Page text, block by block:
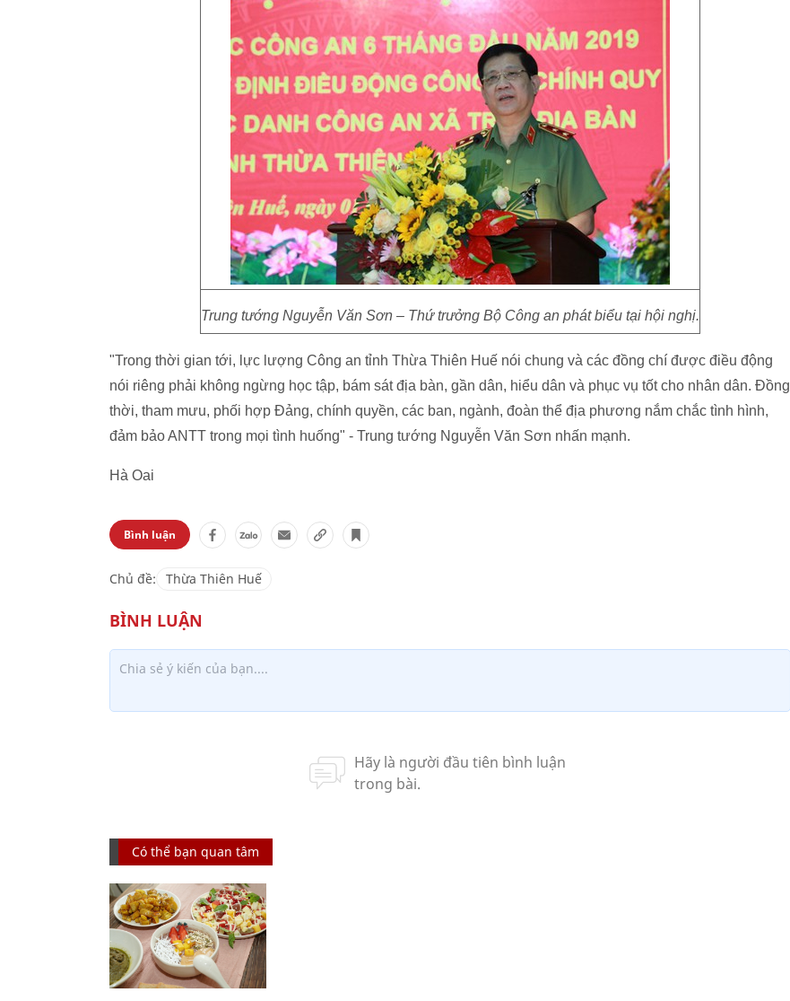
Trung tướng Nguyễn Văn Sơn – Thứ trưởng Bộ Công an phát biểu tại hội nghị.
"Trong thời gian tới, lực lượng Công an tỉnh Thừa Thiên Huế nói chung và các đồng chí được điều động
nói riêng phải không ngừng học tập, bám sát địa bàn, gần dân, hiểu dân và phục vụ tốt cho nhân dân. Đồng
thời, tham mưu, phối hợp Đảng, chính quyền, các ban, ngành, đoàn thể địa phương nắm chắc tình hình,
đảm bảo ANTT trong mọi tình huống" - Trung tướng Nguyễn Văn Sơn nhấn mạnh.
Hà Oai
Bình luận
Chủ đề: Thừa Thiên Huế
Có thể bạn quan tâm